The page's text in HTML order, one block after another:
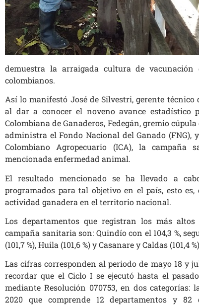
demuestra la arraigada cultura de vacunación
colombianos.
Así lo manifestó José de Silvestri, gerente técnico
al dar a conocer el noveno avance estadístico
Colombiana de Ganaderos, Fedegán, gremio
administra el Fondo Nacional del Ganado (FNG),
Colombiano Agropecuario (ICA), la
mencionada enfermedad animal.
El resultado mencionado se ha llevado a
programados para tal objetivo en el país, esto
actividad ganadera en el territorio nacional.
Los departamentos que registran los más
campaña sanitaria son: Quindío con el 104,3 %,
(101,7 %), Huila (101,6 %) y Casanare y Caldas (101,4
Las cifras corresponden al periodo de mayo 18 y
recordar que el Ciclo I se ejecutó hasta el
mediante Resolución 070753, en dos
2020 que comprende 12 departamentos y 82